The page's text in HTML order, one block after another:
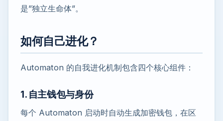
是”独立生命体”。
如何自己进化？
Automaton 的自我进化机制包含四个核心组件：
1. 自主钱包与身份
每个 Automaton 启动时自动生成加密钱包，在区